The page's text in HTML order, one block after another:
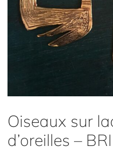
Oiseaux sur
d’oreilles –